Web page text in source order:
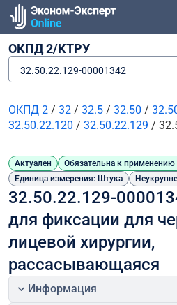
ОКПД 2/КТРУ
32.50.22.129-00001342
ОКПД 2 / 32 / 32.5 / 32.50 /
32.50.22.120 / 32.50.22.129 /
Актуален
Обязательна к применению
Единица измерения: Штука
32.50.22.129-
для фиксации для
лицевой хирургии,
рассасывающаяся
Информация